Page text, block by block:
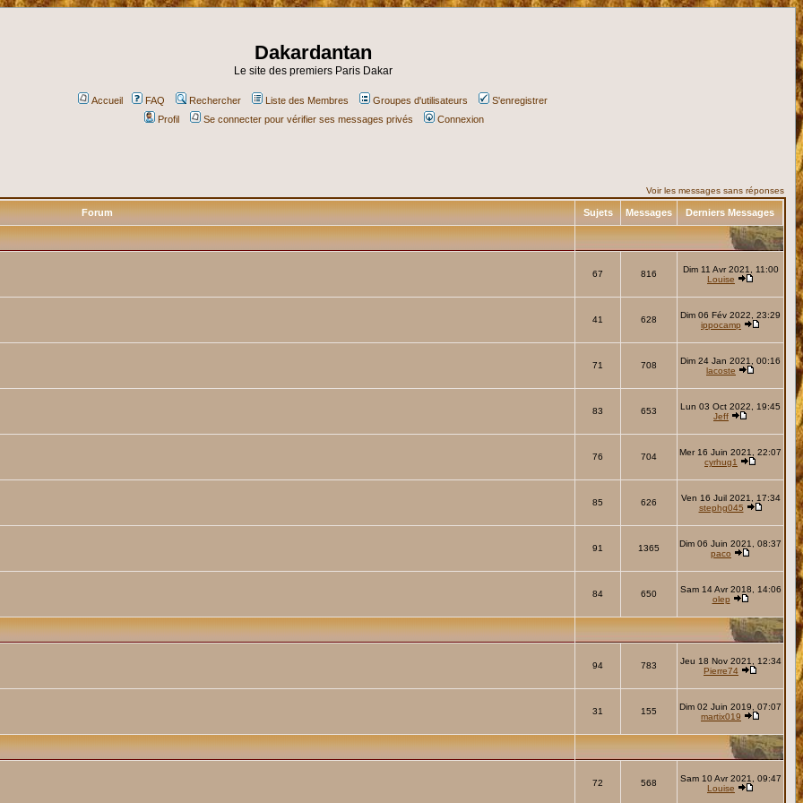
Dakardantan
Le site des premiers Paris Dakar
Accueil FAQ Rechercher Liste des Membres Groupes d'utilisateurs
S'enregistrer
Profil
Se connecter pour vérifier ses messages privés Connexion
Voir les messages sans réponses
Forum Sujets Messages Derniers Messages
67 816
Dim 11 Avr 2021, 11:00
Louise
41 628
Dim 06 Fév 2022, 23:29
ippocamp
71 708
Dim 24 Jan 2021, 00:16
lacoste
83 653
Lun 03 Oct 2022, 19:45
Jeff
76 704
Mer 16 Juin 2021, 22:07
cyrhug1
85 626
Ven 16 Juil 2021, 17:34
stephg045
91 1365
Dim 06 Juin 2021, 08:37
paco
84 650
Sam 14 Avr 2018, 14:06
olep
94 783
Jeu 18 Nov 2021, 12:34
Pierre74
31 155
Dim 02 Juin 2019, 07:07
martix019
72 568
Sam 10 Avr 2021, 09:47
Louise